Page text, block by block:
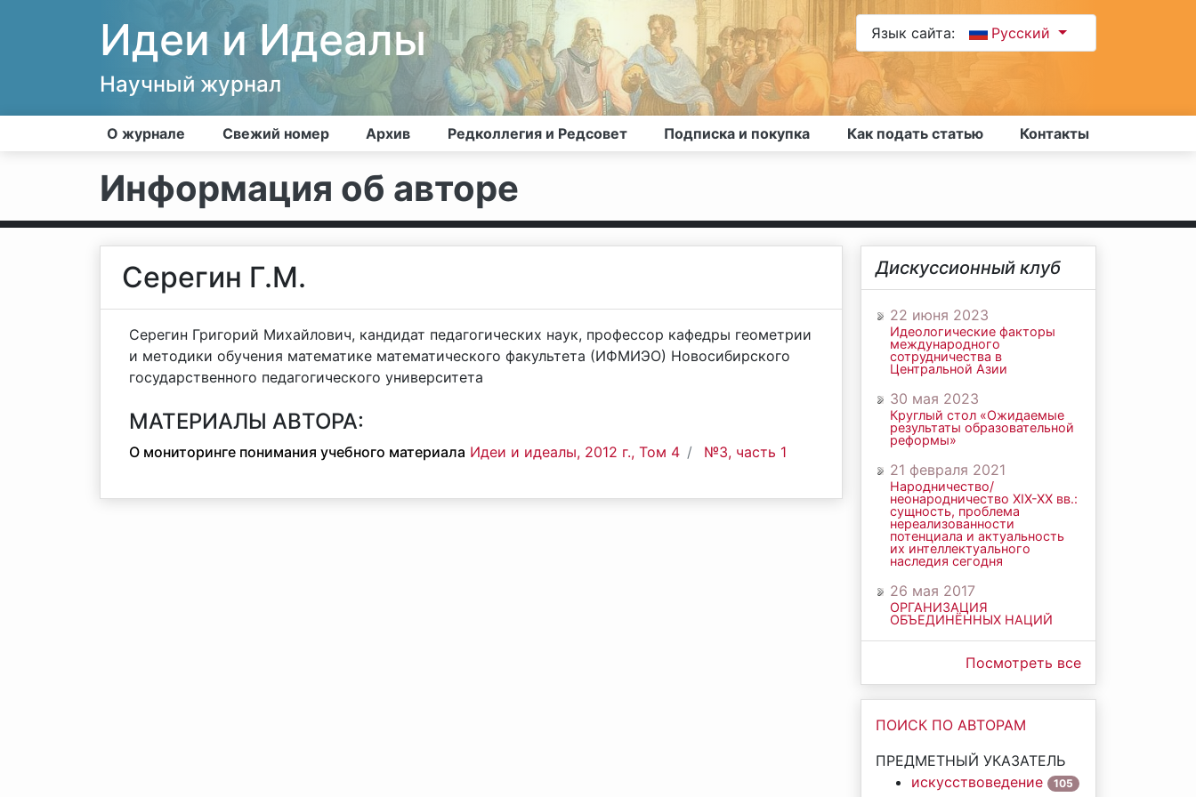
Идеи и Идеалы
Научный журнал
Язык сайта: Русский
О журнале Свежий номер Архив Редколлегия и Редсовет Подписка и покупка Как подать статью Контакты
Информация об авторе
Серегин Г.М.
Серегин Григорий Михайлович, кандидат педагогических наук, профессор кафедры геометрии
и методики обучения математике математического факультета (ИФМИЭО) Новосибирского
государственного педагогического университета
МАТЕРИАЛЫ АВТОРА:
О мониторинге понимания учебного материала Идеи и идеалы, 2012 г., Том 4 №3, часть 1
Дискуссионный клуб
22 июня 2023
Идеологические факторы
международного
сотрудничества в
Центральной Азии
30 мая 2023
Круглый стол «Ожидаемые
результаты образовательной
реформы»
21 февраля 2021
Народничество/
неонародничество ХIХ-ХХ вв.:
сущность, проблема
нереализованности
потенциала и актуальность
их интеллектуального
наследия сегодня
26 мая 2017
ОРГАНИЗАЦИЯ
ОБЪЕДИНЁННЫХ НАЦИЙ
Посмотреть все
ПОИСК ПО АВТОРАМ
ПРЕДМЕТНЫЙ УКАЗАТЕЛЬ
искусствоведение
105